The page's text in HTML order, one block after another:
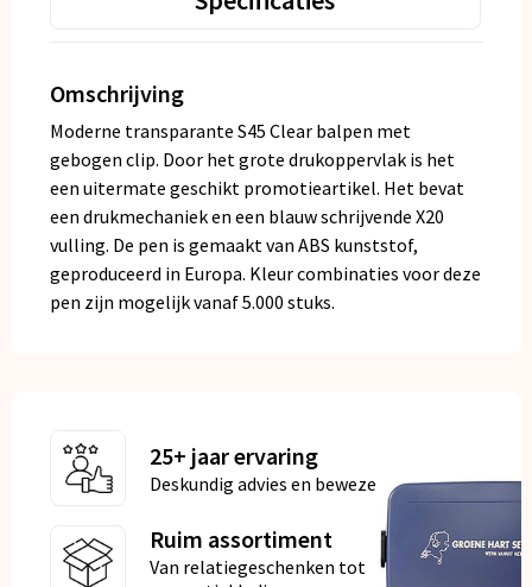
Omschrijving
Moderne transparante S45 Clear balpen met
gebogen clip. Door het grote drukoppervlak is het
een uitermate geschikt promotieartikel. Het bevat
een drukmechaniek en een blauw schrijvende X20
vulling. De pen is gemaakt van ABS kunststof,
geproduceerd in Europa. Kleur combinaties voor deze
pen zijn mogelijk vanaf 5.000 stuks.
25+ jaar ervaring
Deskundig advies en bewezen kwaliteit
Ruim assortiment
Van relatiegeschenken tot